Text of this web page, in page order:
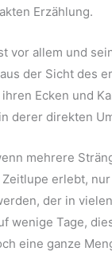
Erzählung.
vor allem und
der Sicht des
Ecken und
derer direkten
mehrere
erlebt,
der in
wenige Tage,
eine ganze